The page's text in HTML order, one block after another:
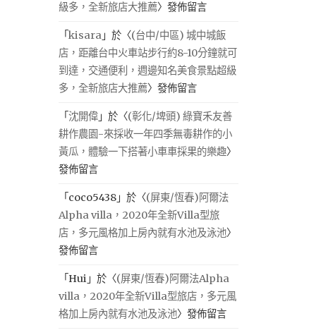
級多，全新旅店大推薦〉發佈留言
「kisara 」於〈(台中/中區) 城中城飯
店，距離台中火車站步行約8-10分鐘就可
到達，交通便利，週邊知名美食景點超級
多，全新旅店大推薦〉發佈留言
「沈開偉 」於〈(彰化/埤頭) 綠寶禾友善
耕作農園-來採收一年四季無毒耕作的小
黃瓜，體驗一下搭著小車車採果的樂趣〉
發佈留言
「 coco5438 」於〈(屏東/恆春)阿爾法
Alpha villa，2020年全新Villa型旅
店，多元風格加上房內就有水池及泳池〉
發佈留言
「Hui 」於〈(屏東/恆春)阿爾法Alpha
villa，2020年全新Villa型旅店，多元風
格加上房內就有水池及泳池〉發佈留言